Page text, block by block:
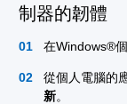
制器的韌體
在Windows®
從個人電腦的
新。